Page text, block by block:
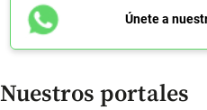
Únete a
Nuestros portales